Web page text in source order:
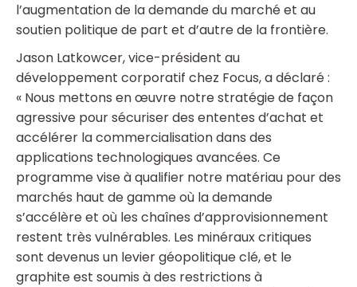
l’augmentation de la demande du marché et au
soutien politique de part et d’autre de la frontière.
Jason Latkowcer, vice-président au
développement corporatif chez Focus, a déclaré :
« Nous mettons en œuvre notre stratégie de façon
agressive pour sécuriser des ententes d’achat et
accélérer la commercialisation dans des
applications technologiques avancées. Ce
programme vise à qualifier notre matériau pour des
marchés haut de gamme où la demande
s’accélère et où les chaînes d’approvisionnement
restent très vulnérables. Les minéraux critiques
sont devenus un levier géopolitique clé, et le
graphite est soumis à des restrictions à